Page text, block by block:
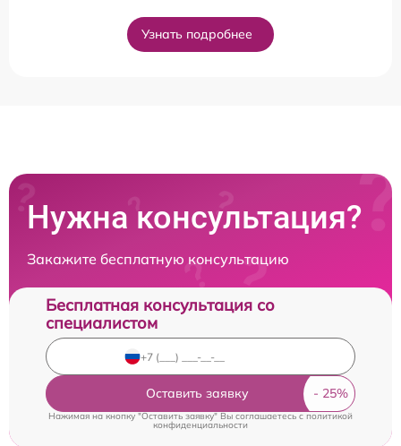
Узнать подробнее
Нужна консультация?
Закажите бесплатную консультацию
Бесплатная консультация со
специалистом
Оставить заявку
Нажимая на кнопку "Оставить заявку" Вы соглашаетесь c политикой
конфиденциальности